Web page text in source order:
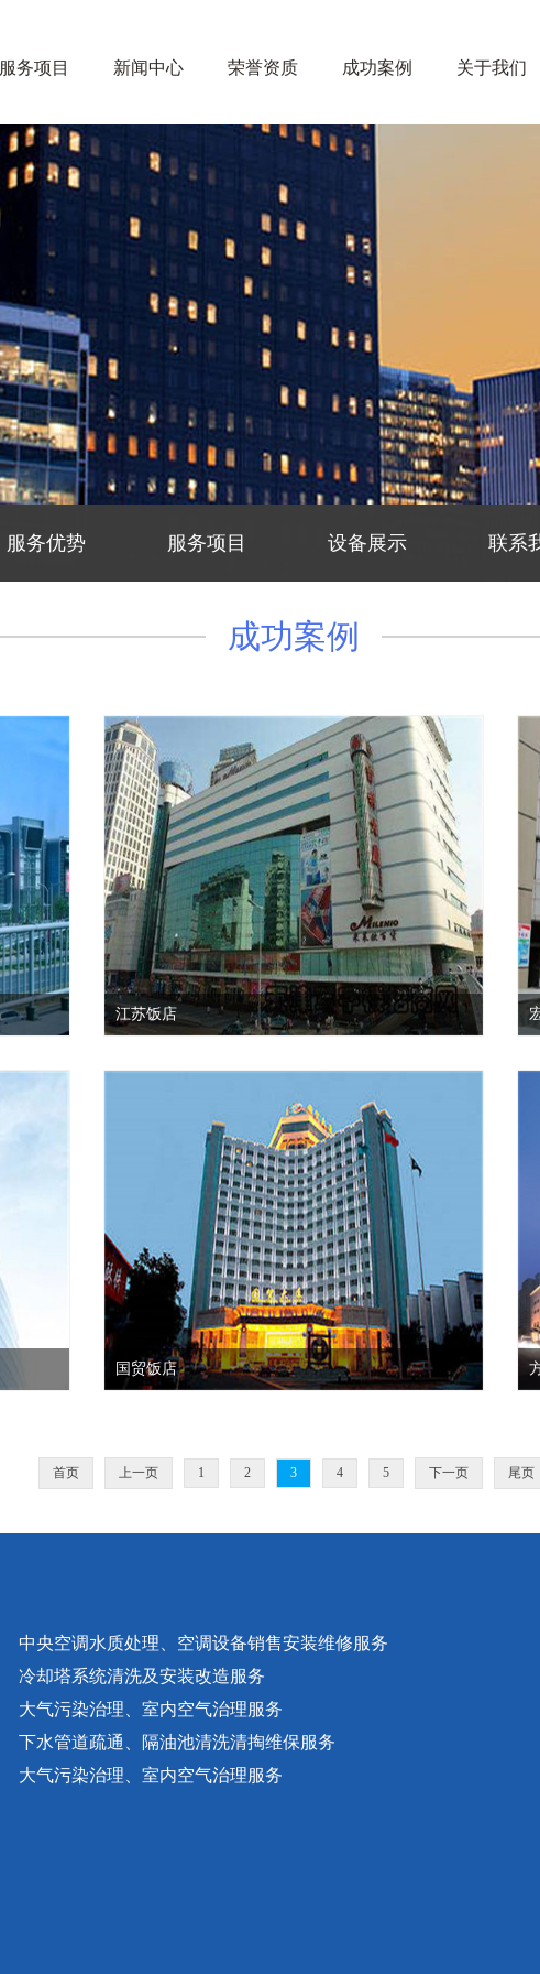
服务项目 新闻中心 荣誉资质 成功案例 关于我们
服务优势 服务项目 设备展示 联系
成功案例
江苏饭店
国贸饭店
首页 上一页 1 2 3 4 5 下一页 尾页
中央空调水质处理、空调设备销售安装维修服务
冷却塔系统清洗及安装改造服务
大气污染治理、室内空气治理服务
下水管道疏通、隔油池清洗清掏维保服务
大气污染治理、室内空气治理服务